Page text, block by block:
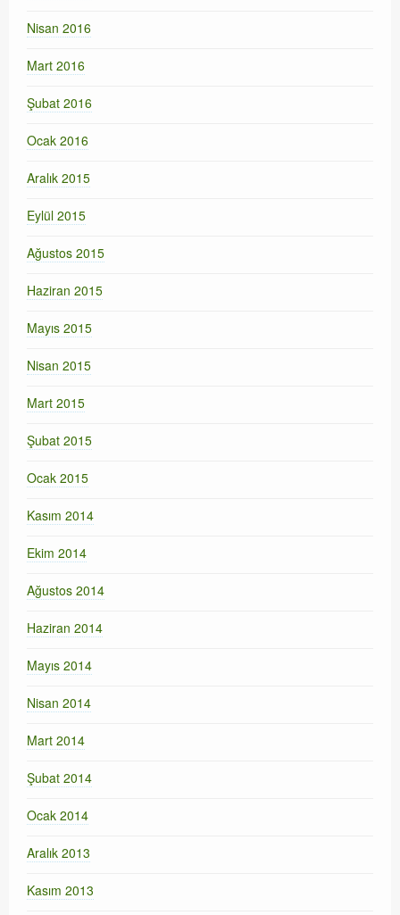
Nisan 2016
Mart 2016
Şubat 2016
Ocak 2016
Aralık 2015
Eylül 2015
Ağustos 2015
Haziran 2015
Mayıs 2015
Nisan 2015
Mart 2015
Şubat 2015
Ocak 2015
Kasım 2014
Ekim 2014
Ağustos 2014
Haziran 2014
Mayıs 2014
Nisan 2014
Mart 2014
Şubat 2014
Ocak 2014
Aralık 2013
Kasım 2013